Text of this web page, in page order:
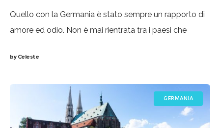
Quello con la Germania è stato sempre un rapporto di
amore ed odio. Non è mai rientrata tra i paesi che
tantomeno su
byCeleste
GERMANIA